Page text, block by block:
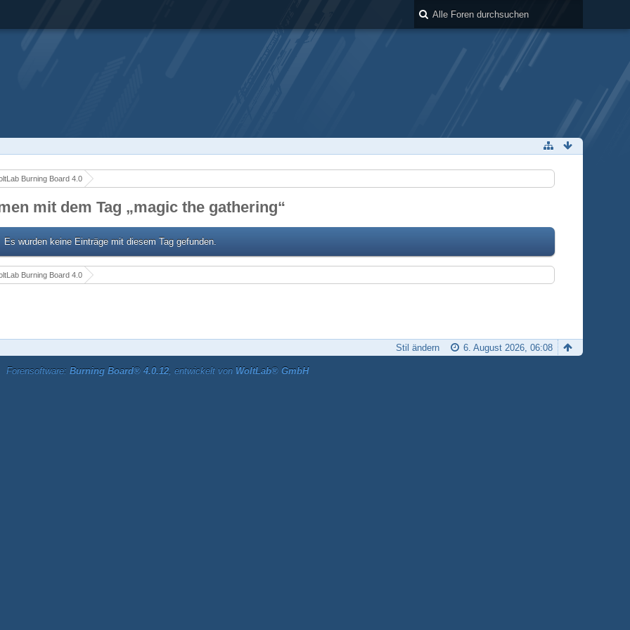
Burning Board 4.0
mit dem Tag „magic the gathering“
Es wurden keine Einträge mit diesem Tag gefunden.
Burning Board 4.0
6. August 2026, 06:08
Stil ändern
Forensoftware: Burning Board® 4.0.12, entwickelt von WoltLab® GmbH